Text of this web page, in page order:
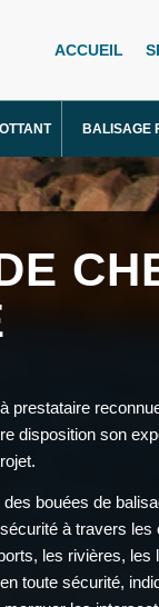
ACCUEIL
BALISAGE
prestataire
disposition son
bouées de
à travers
les rivières,
toute sécurité,